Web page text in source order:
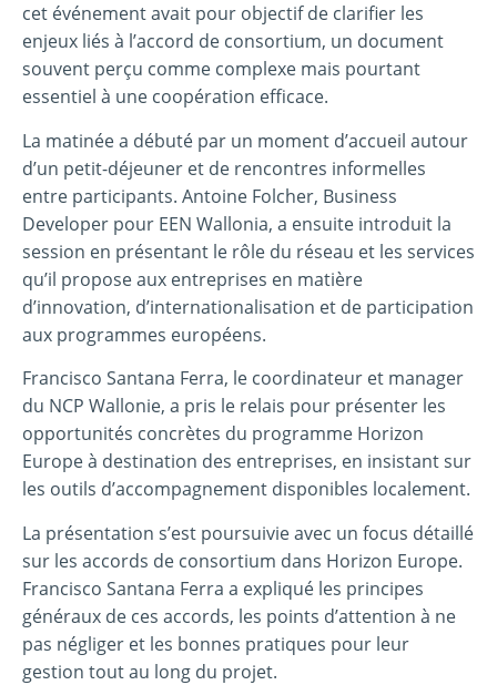
cet événement avait pour objectif de clarifier les
enjeux liés à l’accord de consortium, un document
souvent perçu comme complexe mais pourtant
essentiel à une coopération efficace.
La matinée a débuté par un moment d’accueil autour
d’un petit-déjeuner et de rencontres informelles
entre participants. Antoine Folcher, Business
Developer pour EEN Wallonia, a ensuite introduit la
session en présentant le rôle du réseau et les services
qu’il propose aux entreprises en matière
d’innovation, d’internationalisation et de participation
aux programmes européens.
Francisco Santana Ferra, le coordinateur et manager
du NCP Wallonie, a pris le relais pour présenter les
opportunités concrètes du programme Horizon
Europe à destination des entreprises, en insistant sur
les outils d’accompagnement disponibles localement.
La présentation s’est poursuivie avec un focus détaillé
sur les accords de consortium dans Horizon Europe.
Francisco Santana Ferra a expliqué les principes
généraux de ces accords, les points d’attention à ne
pas négliger et les bonnes pratiques pour leur
gestion tout au long du projet.